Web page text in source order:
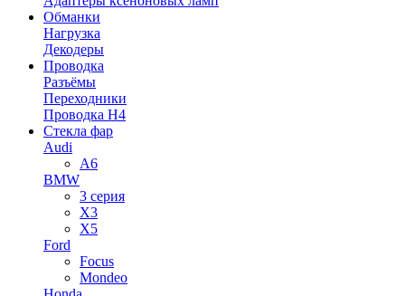
Обманки
Нагрузка
Декодеры
Проводка
Разъёмы
Переходники
Проводка H4
Стекла фар
Audi
A6
BMW
3 серия
X3
X5
Ford
Focus
Mondeo